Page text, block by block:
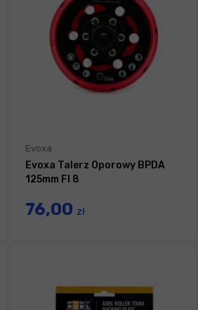
Evoxa
Evoxa Talerz Oporowy BPDA
125mm FI 8
76,00 zł